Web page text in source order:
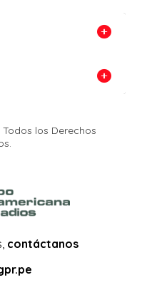
los Derechos
contáctanos